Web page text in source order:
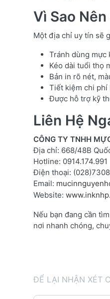
Vì Sao
Một địa chỉ uy tín sẽ
Tránh dùng mực
Kéo dài tuổi thọ
Bản in rõ nét,
Tiết kiệm chi phí
Được hỗ trợ kỹ
Liên Hệ
CÔNG TY TNHH
Địa chỉ: 668/48B
Hotline: 0914.174.991
Điện thoại:
Email:
Website:
Nếu bạn đang cần tìm
nơi nhanh chóng,
ĐỂ LẠI NHẬN XÉT